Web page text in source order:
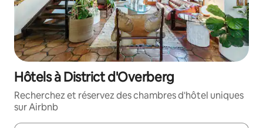
Hôtels à District d'Overberg
Recherchez et réservez des chambres d'hôtel uniques
sur Airbnb